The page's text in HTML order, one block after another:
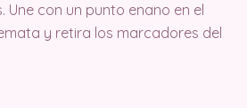
Une con un punto enano en el
y retira los marcadores del